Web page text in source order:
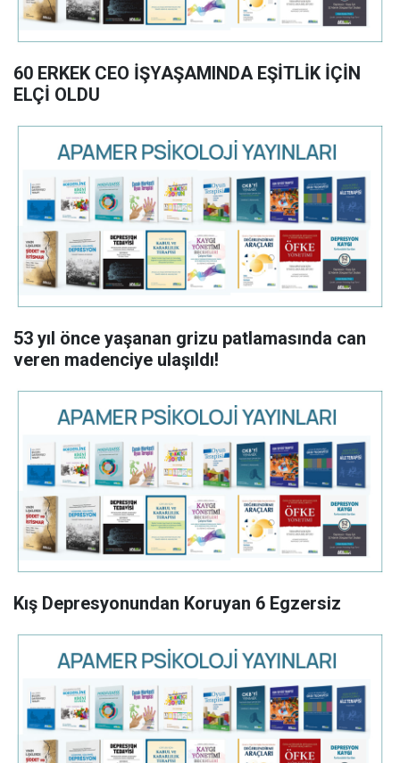
60 ERKEK CEO İŞYAŞAMINDA EŞİTLİK İÇİN
ELÇİ OLDU
53 yıl önce yaşanan grizu patlamasında can
veren madenciye ulaşıldı!
Kış Depresyonundan Koruyan 6 Egzersiz